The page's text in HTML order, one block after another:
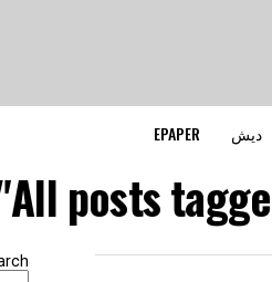
دیش EPAPER
All posts